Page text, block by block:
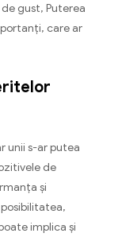
gust, Puterea
care ar
unii s-ar putea
de
și
implica și